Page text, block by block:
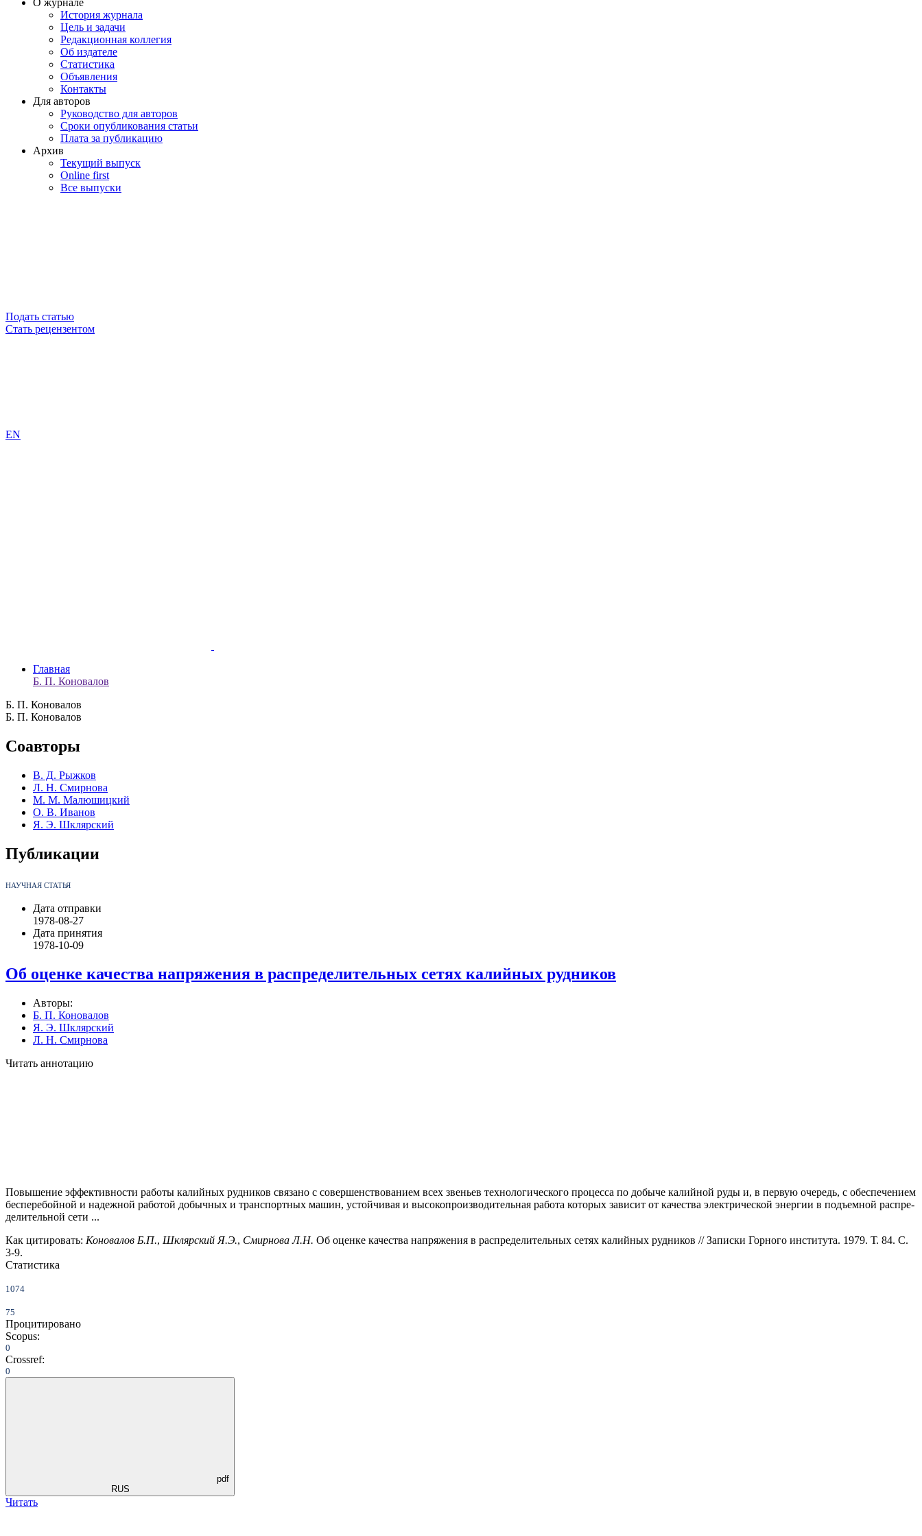
О журнале
История журнала
Цель и задачи
Редакционная коллегия
Об издателе
Статистика
Объявления
Контакты
Для авторов
Руководство для авторов
Сроки опубликования статьи
Плата за публикацию
Архив
Текущий выпуск
Online first
Все выпуски
Подать статью
Стать рецензентом
EN
Главная
Б. П. Коновалов
Б. П. Коновалов
Б. П. Коновалов
Соавторы
В. Д. Рыжков
Л. Н. Смирнова
М. М. Малюшицкий
О. В. Иванов
Я. Э. Шклярский
Публикации
НАУЧНАЯ СТАТЬЯ
Дата отправки
1978-08-27
Дата принятия
1978-10-09
Об оценке качества напряжения в распределительных сетях калийных рудников
Авторы:
Б. П. Коновалов
Я. Э. Шклярский
Л. Н. Смирнова
Читать аннотацию
Повышение эффективности работы калийных рудников связано с совершен­ствованием всех звеньев технологического процесса по добыче калийной ру­ды и, в первую очередь, с обеспечением
бесперебойной и надежной работой добычных и транспортных машин, устойчивая и высокопроизводительная рабо­та которых зависит от качества электрической энергии в подъемной распре­
делительной сети ...
Как цитировать: Коновалов Б.П., Шклярский Я.Э., Смирнова Л.Н. Об оценке качества напряжения в распределительных сетях калийных рудников // Записки Горного института. 1979. Т. 84. С.
3-9.
Статистика
1074
75
Процитировано
Scopus:
0
Crossref:
0
pdf
RUS
Читать